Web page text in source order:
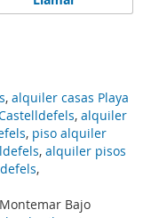
Bajo
, alquiler casas Playa
, alquiler
, piso alquiler
, alquiler pisos
,